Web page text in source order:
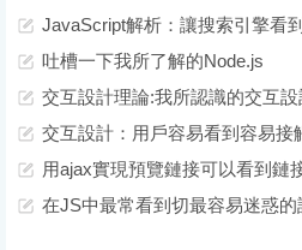
JavaScript解析：讓搜索引擎看
吐槽一下我所了解的Node.js
交互設計理論:我所認識的交互設
交互設計：用戶容易看到容易接
用ajax實現預覽鏈接可以看到鏈
在JS中最常看到切最容易迷惑的